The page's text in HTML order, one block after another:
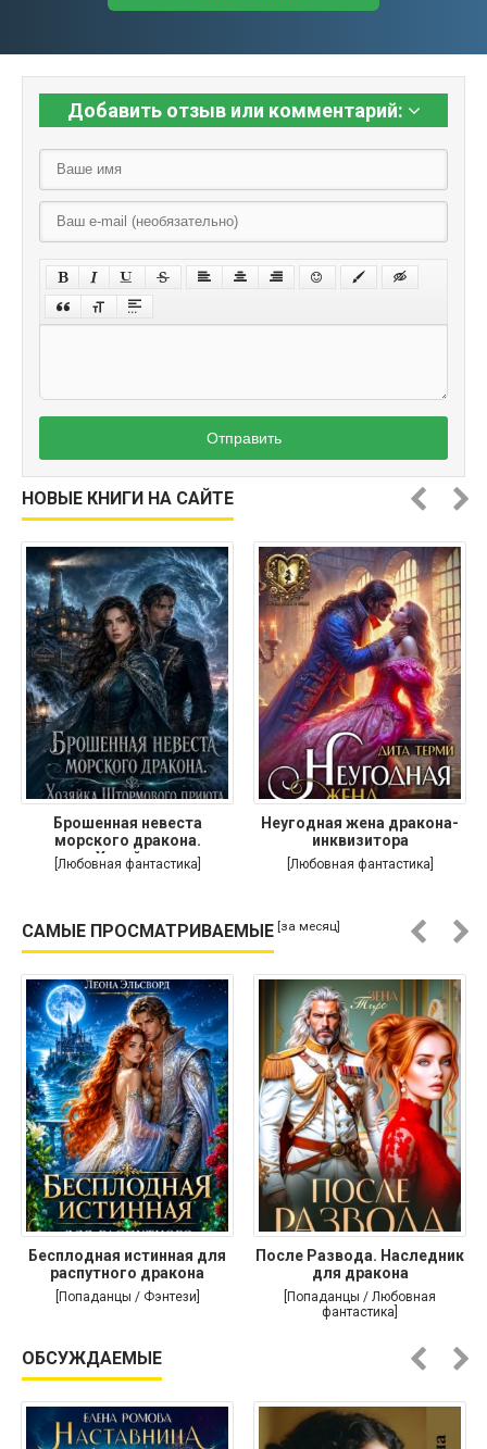
Добавить отзыв или комментарий:
Отправить
НОВЫЕ КНИГИ НА САЙТЕ
Брошенная невеста
морского дракона.
Хозяйка
[Любовная фантастика]
Неугодная жена дракона-
инквизитора
[Любовная фантастика]
САМЫЕ ПРОСМАТРИВАЕМЫЕ [за месяц]
Бесплодная истинная для
распутного дракона
[Попаданцы / Фэнтези]
После Развода. Наследник
для дракона
[Попаданцы / Любовная
фантастика]
ОБСУЖДАЕМЫЕ